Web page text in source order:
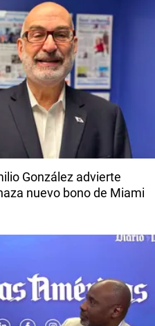
González advierte
nuevo bono de Miami